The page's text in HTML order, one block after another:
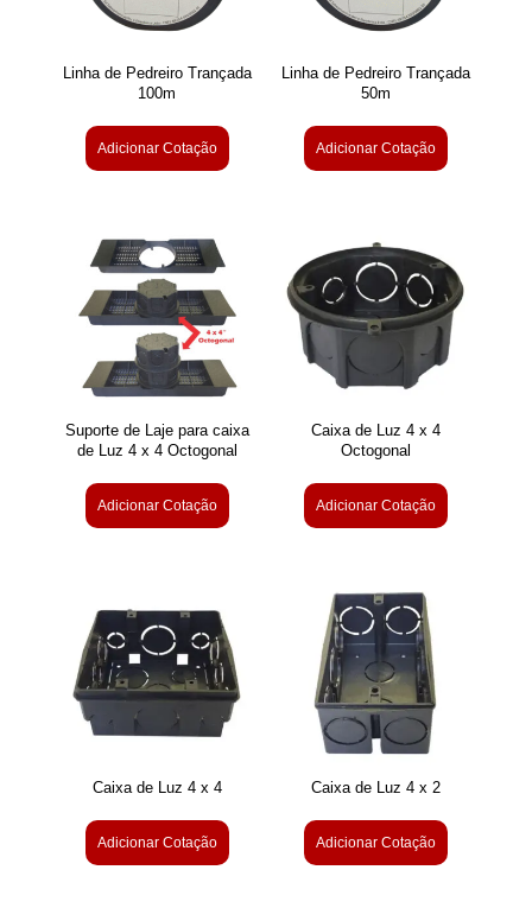
Linha de Pedreiro Trançada
100m
Adicionar Cotação
Linha de Pedreiro Trançada
50m
Adicionar Cotação
Suporte de Laje para caixa
de Luz 4 x 4 Octogonal
Adicionar Cotação
Caixa de Luz 4 x 4
Octogonal
Adicionar Cotação
Caixa de Luz 4 x 4
Adicionar Cotação
Caixa de Luz 4 x 2
Adicionar Cotação